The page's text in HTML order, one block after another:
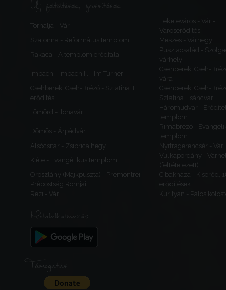
Új feltöltések, frissítések
Tornalja - Vár
Feketeváros - Vár -
Városerődítés
Szalonna - Református templom
Meszes - Várhegy
Rakaca - A templom erődfala
Pusztacsalád -
várhely
Imbach - Imbach II., „Im Turner”
Csehberek, Cseh-
vára
Csehberek, Cseh-Brézó - Szlatina II.
erődítés
Csehberek, Cseh-
Szlatina I. sáncvár
Tömörd - Ilonavár
Háromudvar -
templom
Dömös - Árpádvár
Rimabrézó -
templom
Alsócsitár - Zsibrica hegy
Nyitragerencsér - Vár
Kiéte - Evangélikus templom
Vulkapordány -
(feltételezett)
Oroszlány (Majkpuszta) - Premontrei
Prépostság Romjai
Cibakháza - Kiserőd,
erődítések
Rezi - Vár
Kurityán - Pálos
Mobilalkalmazás
Támogatás